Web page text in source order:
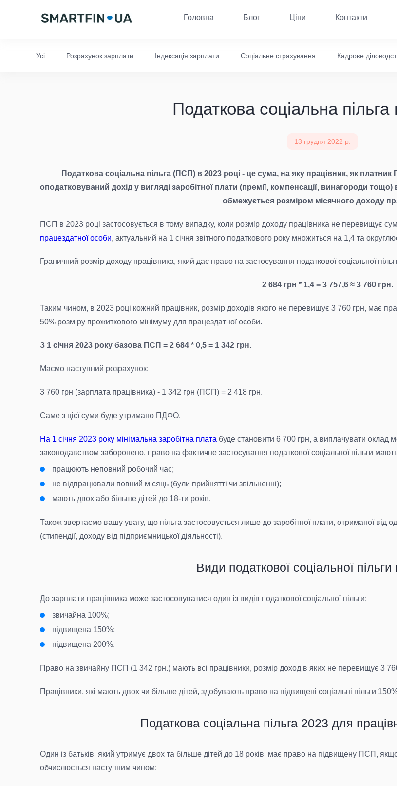
Головна Блог Ціни Контакти
Усі Розрахунок зарплати Індексація зарплати Соціальне страхування Кадрове
Податкова соціальна пільга
13 грудня 2022 р.
Податкова соціальна пільга (ПСП) в 2023 році - це сума, на яку працівник, як
оподатковуваний дохід у вигляді заробітної плати (премії, компенсації, винагороди
обмежується розміром місячного доходу
ПСП в 2023 році застосовується в тому випадку, коли розмір доходу працівника не перевищує
працездатної особи, актуальний на 1 січня звітного податкового року множиться на 1,4 та
Граничний розмір доходу працівника, який дає право на застосування податкової соціальної
2 684 грн * 1,4 = 3 757,6 ≈ 3 760 грн.
Таким чином, в 2023 році кожний працівник, розмір доходів якого не перевищує 3 760 грн, має
50% розміру прожиткового мінімуму для працездатної особи.
З 1 січня 2023 року базова ПСП = 2 684 * 0,5 = 1 342 грн.
Маємо наступний розрахунок:
3 760 грн (зарплата працівника) - 1 342 грн (ПСП) = 2 418 грн.
Саме з цієї суми буде утримано ПДФО.
На 1 січня 2023 року мінімальна заробітна плата буде становити 6 700 грн, а виплачувати
законодавством заборонено, право на фактичне застосування податкової соціальної пільги мають
працюють неповний робочий час;
не відпрацювали повний місяць (були прийнятті чи звільненні);
мають двох або більше дітей до 18-ти років.
Також звертаємо вашу увагу, що пільга застосовується лише до заробітної плати, отриманої від
(стипендії, доходу від підприємницької діяльності).
Види податкової соціальної пільги
До зарплати працівника може застосовуватися один із видів податкової соціальної пільги:
звичайна 100%;
підвищена 150%;
підвищена 200%.
Право на звичайну ПСП (1 342 грн.) мають всі працівники, розмір доходів яких не перевищує 3
Працівники, які мають двох чи більше дітей, здобувають право на підвищені соціальні пільги
Податкова соціальна пільга 2023 для
Один із батьків, який утримує двох та більше дітей до 18 років, має право на підвищену ПСП,
обчислюється наступним чином: